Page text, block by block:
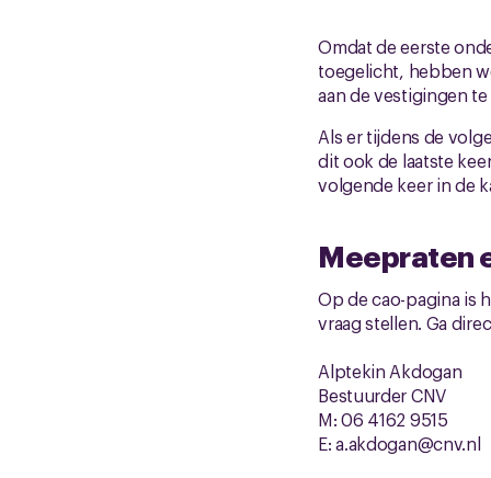
Omdat de eerste
toegelicht, hebben
aan de vestigingen
Als er tijdens de
dit ook de laatste
volgende keer in de
Meepraten
Op de cao-pagina is
vraag stellen. Ga
Alptekin Akdogan
Bestuurder CNV
M: 06 4162 9515
E: a.akdogan@cnv.nl